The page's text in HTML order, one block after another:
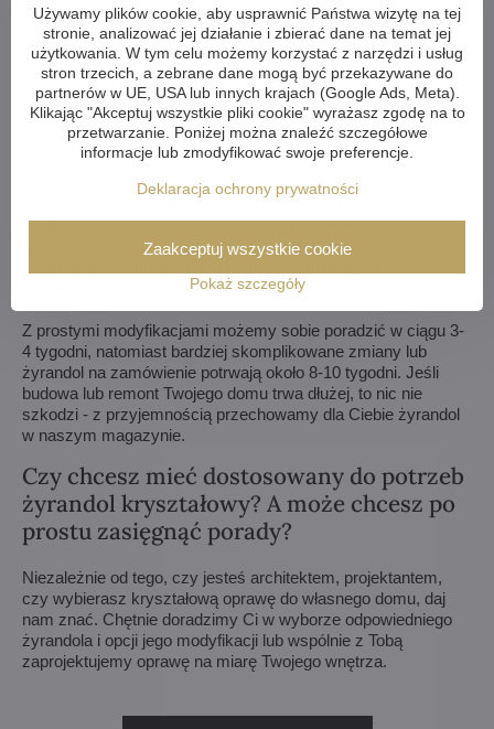
zmienić? Możemy zmniejszyć lub powiększyć żyrandol,
zmienić ramiona, zmienić ilość żarówek, skrócić lub wydłużyć
łańcuch - możliwości są niemal nieograniczone. Dla naszych
klientów z najwyższą starannością wykonujemy wszelkiego
rodzaju modyfikacje. Jeśli to dla Ciebie za mało, możemy
wykonać żyrandol kryształowy całkowicie według Twojego
projektu.
Jeśli nie udało Ci się wybrać żyrandola z naszej oferty,
Wystarczy rysunek lub nawet obrazek/zdjęcie, jak
wyobrażasz sobie swój wymarzony żyrandol. Ocenimy
Ciebie projekty wraz z wizualizacjami.
Z prostymi modyfikacjami możemy sobie poradzić w ciągu 3-
4 tygodni, natomiast bardziej skomplikowane zmiany lub
żyrandol na zamówienie potrwają około 8-10 tygodni. Jeśli
budowa lub remont Twojego domu trwa dłużej, to nic nie
szkodzi - z przyjemnością przechowamy dla Ciebie żyrandol
w naszym magazynie.
Czy chcesz mieć dostosowany do potrzeb
żyrandol kryształowy? A może chcesz po
prostu zasięgnąć porady?
Niezależnie od tego, czy jesteś architektem, projektantem,
czy wybierasz kryształową oprawę do własnego domu, daj
nam znać. Chętnie doradzimy Ci w wyborze odpowiedniego
żyrandola i opcji jego modyfikacji lub wspólnie z Tobą
zaprojektujemy oprawę na miarę Twojego wnętrza.
Używamy plików cookie, aby usprawnić Państwa wizytę na tej
stronie, analizować jej działanie i zbierać dane na temat jej
użytkowania. W tym celu możemy korzystać z narzędzi i usług
stron trzecich, a zebrane dane mogą być przekazywane do
partnerów w UE, USA lub innych krajach (Google Ads, Meta).
Klikając "Akceptuj wszystkie pliki cookie" wyrażasz zgodę na to
przetwarzanie. Poniżej można znaleźć szczegółowe
informacje lub zmodyfikować swoje preferencje.
Deklaracja ochrony prywatności
Pokaż szczegóły
Zaakceptuj wszystkie cookie